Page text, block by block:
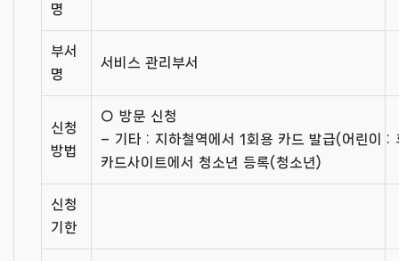
명
부서
명
서비스 관리부서
신청
방법
○ 방문 신청
– 기타 : 지하철역에서 1회용 카드 발급(어린이 :
카드사이트에서 청소년 등록(청소년)
신청
기한